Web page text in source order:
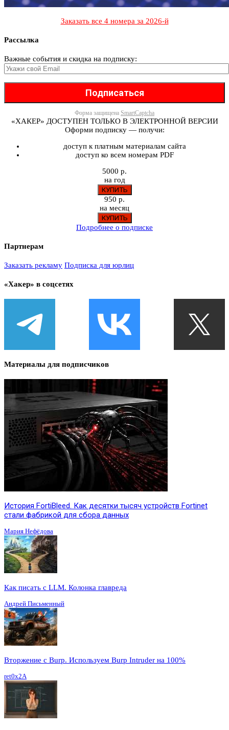
Заказать все 4 номера за 2026-й
Рассылка
Важные события и скидка на подписку:
Форма защищена SmartCaptcha
«ХАКЕР» ДОСТУПЕН ТОЛЬКО В ЭЛЕКТРОННОЙ ВЕРСИИ
Оформи подписку — получи:
доступ к платным материалам сайта
доступ ко всем номерам PDF
5000 р.
на год
950 р.
на месяц
Подробнее о подписке
Партнерам
Заказать рекламу Подписка для юрлиц
«Хакер» в соцсетях
Материалы для подписчиков
История FortiBleed. Как десятки тысяч устройств Fortinet
стали фабрикой для сбора данных
Мария Нефёдова
Как писать с LLM. Колонка главреда
Андрей Письменный
Вторжение с Burp. Используем Burp Intruder на 100%
ret0x2A